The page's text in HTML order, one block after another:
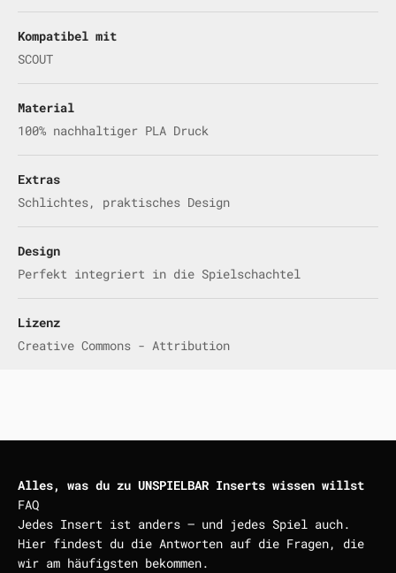
Kompatibel mit
SCOUT
Material
100% nachhaltiger PLA Druck
Extras
Schlichtes, praktisches Design
Design
Perfekt integriert in die Spielschachtel
Lizenz
Creative Commons - Attribution
Alles, was du zu UNSPIELBAR Inserts wissen willst
FAQ
Jedes Insert ist anders — und jedes Spiel auch.
Hier findest du die Antworten auf die Fragen, die
wir am häufigsten bekommen.